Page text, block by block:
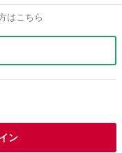
はこちら
ン